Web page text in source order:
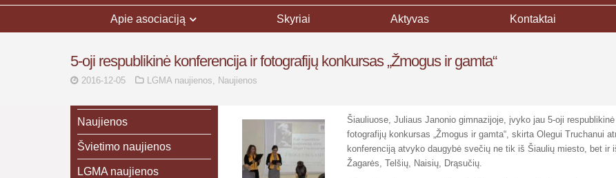
Apie asociaciją Skyriai Aktyvas Kontaktai
5-oji respublikinė konferencija ir fotografijų konkursas „Žmogus ir gamta“
2016-12-05 LGMA naujienos, Naujienos
Šiauliuose, Juliaus Janonio gimnazijoje, įvyko jau 5-oji
fotografijų konkursas „Žmogus ir gamta“, skirta Olegui Truchanui
konferenciją atvyko daugybė svečių ne tik iš Šiaulių miesto, bet ir
Žagarės, Telšių, Naisių, Drąsučių.
Naujienos
Švietimo naujienos
LGMA naujienos